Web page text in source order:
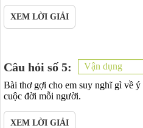
XEM LỜI GIẢI
Câu hỏi số 5:
Vận dụng
Bài thơ gợi cho em suy nghĩ gì về
cuộc đời mỗi người.
XEM LỜI GIẢI